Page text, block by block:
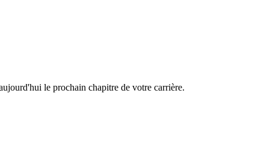
le prochain chapitre de votre carrière.